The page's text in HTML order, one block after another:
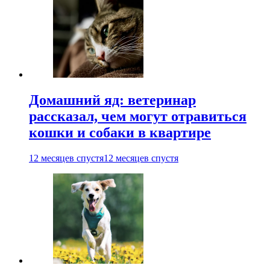
Домашний яд: ветеринар
рассказал, чем могут отравиться
кошки и собаки в квартире
12 месяцев спустя12 месяцев спустя